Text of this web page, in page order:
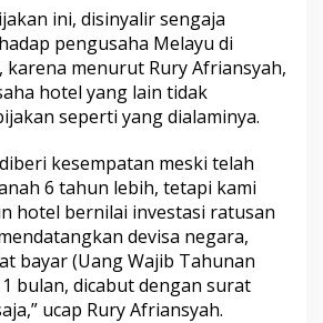
ini, disinyalir sengaja
pengusaha Melayu di
karena menurut Rury Afriansyah,
hotel yang lain tidak
seperti yang dialaminya.
kesempatan meski telah
6 tahun lebih, tetapi kami
hotel bernilai investasi ratusan
devisa negara,
bayar (Uang Wajib Tahunan
bulan, dicabut dengan surat
ucap Rury Afriansyah.